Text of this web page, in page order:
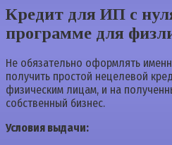
Кредит для ИП с
программе для
Не обязательно оформлять
получить простой нецелевой
физическим лицам, и на
собственный бизнес.
Условия выдачи: